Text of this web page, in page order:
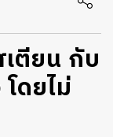
ตียน กับ
ดยไม่